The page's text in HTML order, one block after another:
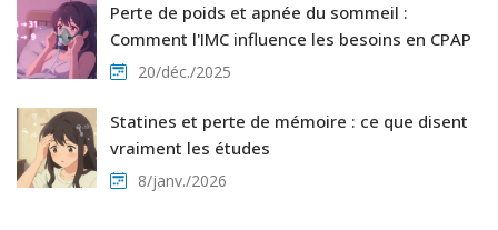
Perte de poids et apnée du sommeil :
Comment l'IMC influence les besoins en CPAP
20/déc./2025
Statines et perte de mémoire : ce que disent
vraiment les études
8/janv./2026